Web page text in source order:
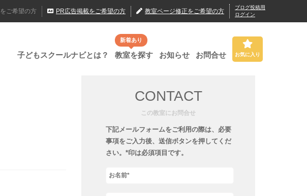
をご希望の方 PR広告掲載をご希望の方 教室ページ修正をご希望の方
ブログ投稿用
ログイン
子どもスクールナビとは？
新着あり
教室を探す お知らせ お問合せ お気に入り
CONTACT
この教室にお問合せ
下記メールフォームをご利用の際は、必要
事項をご入力後、送信ボタンを押してくだ
さい。*印は必須項目です。